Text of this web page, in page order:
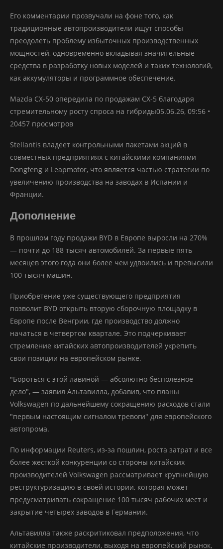
Его комментарии прозвучали на фоне того, как
традиционные автопроизводители ищут способы
преодолеть проблему избыточных производственных
мощностей, одновременно вкладывая значительные
средства в разработку новых моделей и таких технологий,
как аккумуляторы и программное обеспечение.
Mazda CX-50 опередила по продажам CX-5 благодаря
стремительному росту спроса на гибриды05.06.26, 09:56 •
20457 просмотров
Stellantis владеет контрольными пакетами акций в
совместных предприятиях с китайскими компаниями
Dongfeng и Leapmotor, что является частью стратегии по
увеличению производства на заводах в Испании и
Франции.
Дополнение
В прошлом году продажи BYD в Европе выросли на 270%
— почти до 188 тысяч автомобилей. За первые пять
месяцев этого года они более чем удвоились и превысили
100 тысяч машин.
Приобретение уже существующего предприятия
позволит BYD открыть вторую сборочную площадку в
Европе после Венгрии, где производство должно
начаться в четвертом квартале. Это подчеркивает
стремление китайских автопроизводителей укрепить
свои позиции на европейском рынке.
"Бороться с этой лавиной — абсолютно бесполезное
дело", — заявил Альтавилла, добавив, что планы
Volkswagen по дальнейшему сокращению расходов стали
"первым настоящим сигналом тревоги" для европейского
автопрома.
По информации Reuters, из-за пошлин, роста затрат и все
более жесткой конкуренции со стороны китайских
производителей Volkswagen рассматривает крупнейшую
реструктуризацию в своей истории, которая может
предусматривать сокращение 100 тысяч рабочих мест и
закрытие четырех заводов в Германии.
Альтавилла также раскритиковал предположения, что
китайские производители, выходя на европейский рынок,